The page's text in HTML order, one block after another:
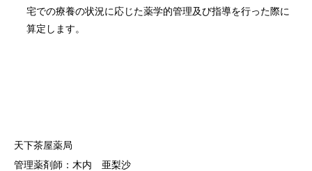
宅での療養の状況に応じた薬学的管理及び指導を行った際に
算定します。
天下茶屋薬局
管理薬剤師：木内 亜梨沙